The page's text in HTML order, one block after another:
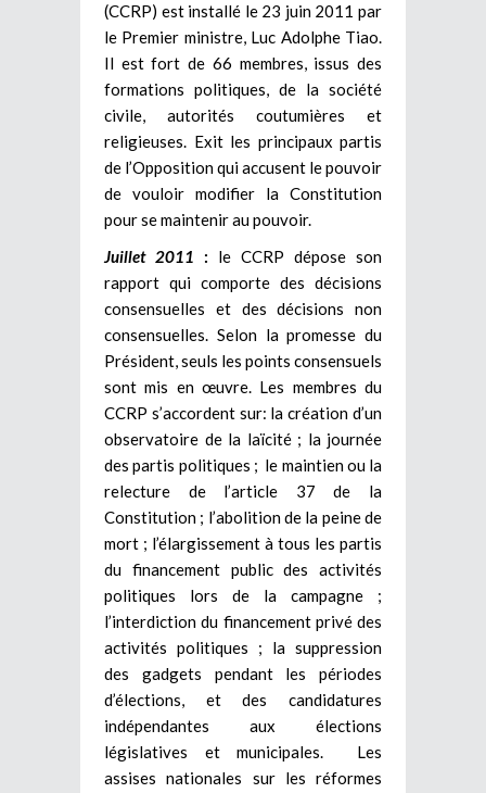
(CCRP) est installé le 23 juin 2011 par
le Premier ministre, Luc Adolphe Tiao.
Il est fort de 66 membres, issus des
formations politiques, de la société
civile, autorités coutumières et
religieuses. Exit les principaux partis
de l’Opposition qui accusent le pouvoir
de vouloir modifier la Constitution
pour se maintenir au pouvoir.
Juillet 2011 : le CCRP dépose son
rapport qui comporte des décisions
consensuelles et des décisions non
consensuelles. Selon la promesse du
Président, seuls les points consensuels
sont mis en œuvre. Les membres du
CCRP s’accordent sur: la création d’un
observatoire de la laïcité ; la journée
des partis politiques ; le maintien ou la
relecture de l’article 37 de la
Constitution ; l’abolition de la peine de
mort ; l’élargissement à tous les partis
du financement public des activités
politiques lors de la campagne ;
l’interdiction du financement privé des
activités politiques ; la suppression
des gadgets pendant les périodes
d’élections, et des candidatures
indépendantes aux élections
législatives et municipales. Les
assises nationales sur les réformes